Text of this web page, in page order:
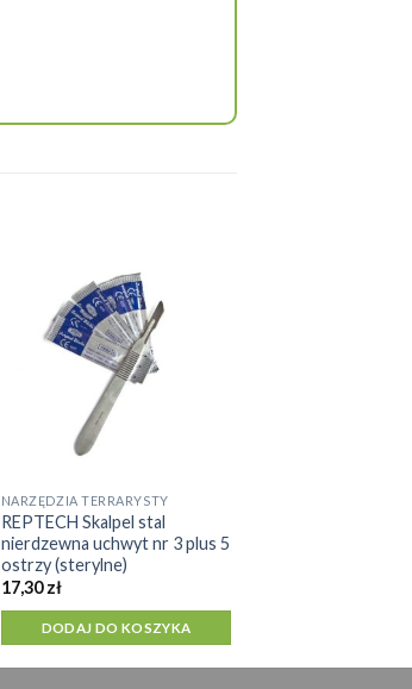
NARZĘDZIA TERRARYSTY
REPTECH Skalpel stal
nierdzewna uchwyt nr 3 plus 5
ostrzy (sterylne)
17,30zł
DODAJ DO KOSZYKA